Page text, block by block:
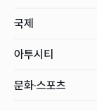
국제
아투시티
문화·스포츠